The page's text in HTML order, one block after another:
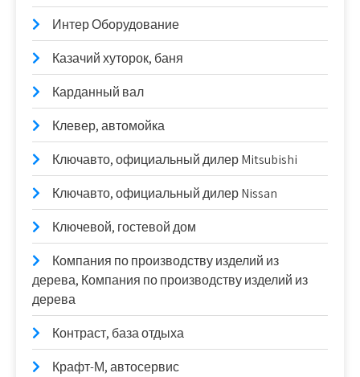
Интер Оборудование
Казачий хуторок, баня
Карданный вал
Клевер, автомойка
Ключавто, официальный дилер Mitsubishi
Ключавто, официальный дилер Nissan
Ключевой, гостевой дом
Компания по производству изделий из
дерева, Компания по производству изделий из
дерева
Контраст, база отдыха
Крафт-М, автосервис